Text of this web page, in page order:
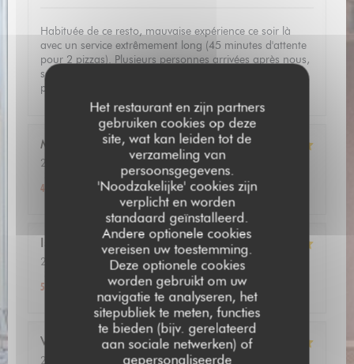
Het restaurant en zijn partners
gebruiken cookies op deze
site, wat kan leiden tot de
verzameling van
persoonsgegevens.
'Noodzakelijke' cookies zijn
verplicht en worden
standaard geïnstalleerd.
Andere optionele cookies
vereisen uw toestemming.
Deze optionele cookies
worden gebruikt om uw
navigatie te analyseren, het
sitepubliek te meten, functies
te bieden (bijv. gerelateerd
aan sociale netwerken) of
gepersonaliseerde
Habituée de ce resto, mauvaise expérience ce soir là
avec un service extrêmement long (45 minutes d'attente
pour 2 pizzas). Plusieurs personnes arrivées après nous,
servies avant nous sans explication de la part du
personnel
Muriel
2026-07-22
- 13:00 - Gasten 2
Atmosfeer: 4/5 Keuken: 5/5
4
Isabelle
2026-07-11
- 13:00 - Gasten 6
Atmosfeer: 5/5 Keuken: 5/5 Kwaliteit / Prijs
5
Viviane
2026-07-10
- 12:30 - Gasten 2